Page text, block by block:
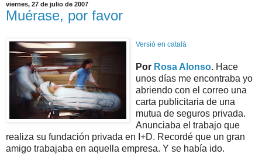
viernes, 27 de julio de 2007
Muérase, por favor
Versió en català
Por Rosa Alonso. Hace
unos días me encontraba yo
abriendo con el correo una
carta publicitaria de una
mutua de seguros privada.
Anunciaba el trabajo que
realiza su fundación privada en I+D. Recordé que un gran
amigo trabajaba en aquella empresa. Y se había ido.